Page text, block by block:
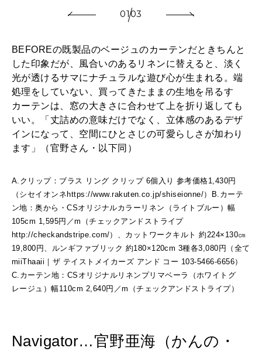
0103
BEFOREの既製品のベージュのカーテンだときちんと
した印象だが、風合いのあるリネンに替えると、淡く
光が透けるサマにナチュラルな遊び心が生まれる。端
処理をしていない、買ってきたままの生地を吊るす
カーテンは、窓の大きさに合わせて上を折り返しても
いい。「丈詰めの意味だけでなく、立体感のあるデザ
インになって、空間にひとさじの可愛らしさが加わり
ます」（官野さん・以下同）
A.クリップ：ブラス リング クリップ 6個入り 参考価格1,430円
（シセイオンネhttps://www.rakuten.co.jp/shiseionne/）B.カーテ
ン地：奥から・CSオリジナルカラーリネン（ライトブルー）幅
105cm 1,595円／m（チェックアンドストライプ
http://checkandstripe.com/）、カットワークキルト 約224×130㎝
19,800円、ルンギファブリック 約180×120cm 3種各3,080円（全て
miiThaaii｜ザ テイストメイカーズ アンド コー 103-5466-6656）
C.カーテン地：CSオリジナルリネンプリマベーラ（ホワイトグ
レージュ）幅110cm 2,640円／m（チェックアンドストライプ）
Navigator…官野亜海（かんの・